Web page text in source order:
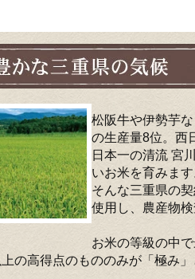
松阪牛や伊勢芋
の生産量8位。西
日本一の清流 宮
いお米を育みます
そんな三重県の
使用し、農産物
お米の等級の中
の高得点のもののみが「極み」